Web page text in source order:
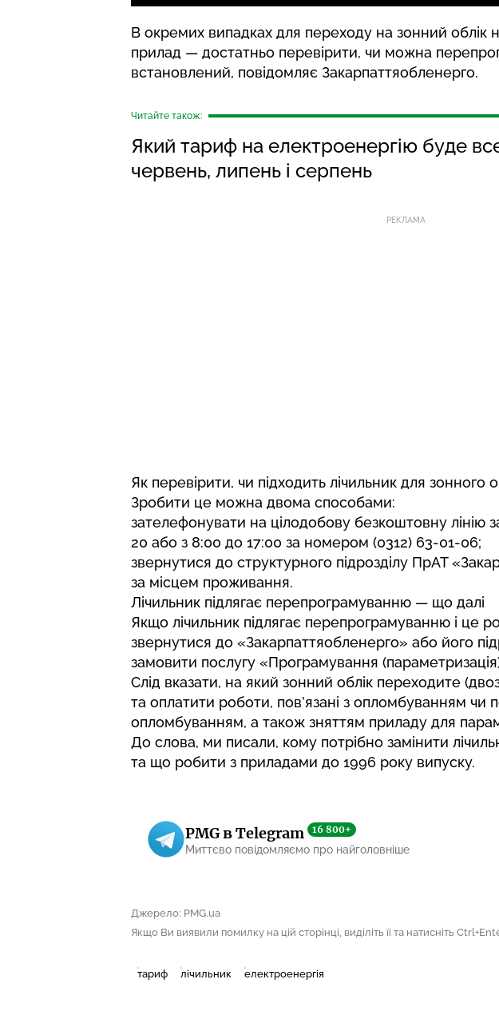
В окремих випадках для переходу на зонний облік
прилад — достатньо перевірити, чи можна
встановлений, повідомляє Закарпаттяобленерго.
Читайте також:
Який тариф на електроенергію буде
червень, липень і серпень
РЕКЛАМА
Як перевірити, чи підходить лічильник для зонного
Зробити це можна двома способами:
зателефонувати на цілодобову безкоштовну
20 або з 8:00 до 17:00 за номером (0312) 63-01-06;
звернутися до структурного підрозділу ПрАТ
за місцем проживання.
Лічильник підлягає перепрограмуванню — що далі
Якщо лічильник підлягає перепрограмуванню і це
звернутися до «Закарпаттяобленерго» або його
замовити послугу «Програмування
Слід вказати, на який зонний облік переходите
та оплатити роботи, пов’язані з опломбуванням чи
опломбуванням, а також зняттям приладу для
До слова, ми писали, кому потрібно замінити
та що робити з приладами до 1996 року випуску.
PMG в Telegram 16 800+
Миттєво повідомляємо про найголовніше
Джерело: PMG.ua
Якщо Ви виявили помилку на цій сторінці, виділіть її та натисніть
тариф лічильник електроенергія